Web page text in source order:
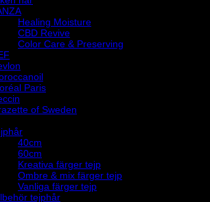
Healing Moisture
CBD Revive
Color Care & Preserving
Paris
of Sweden
40cm
60cm
Kreativa färger tejp
Ombre & mix färger tejp
Vanliga färger tejp
tejphår